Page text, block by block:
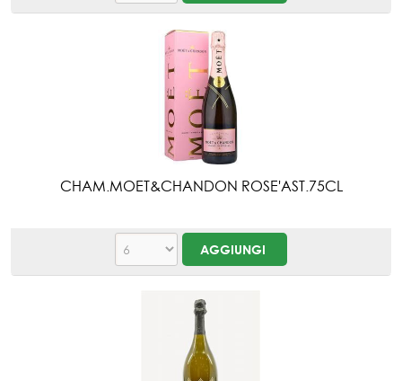
CHAM.MOET&CHANDON ROSE'AST.75CL